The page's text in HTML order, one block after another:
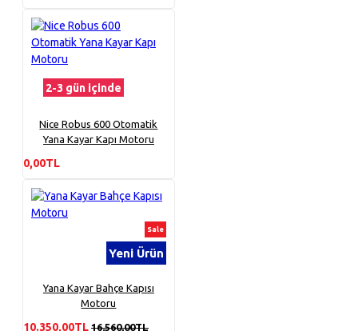
2-3 gün içinde
Nice Robus 600 Otomatik
Yana Kayar Kapı Motoru
0,00TL
Sale
Yeni Ürün
Yana Kayar Bahçe Kapısı
Motoru
10.350,00TL 16.560,00TL